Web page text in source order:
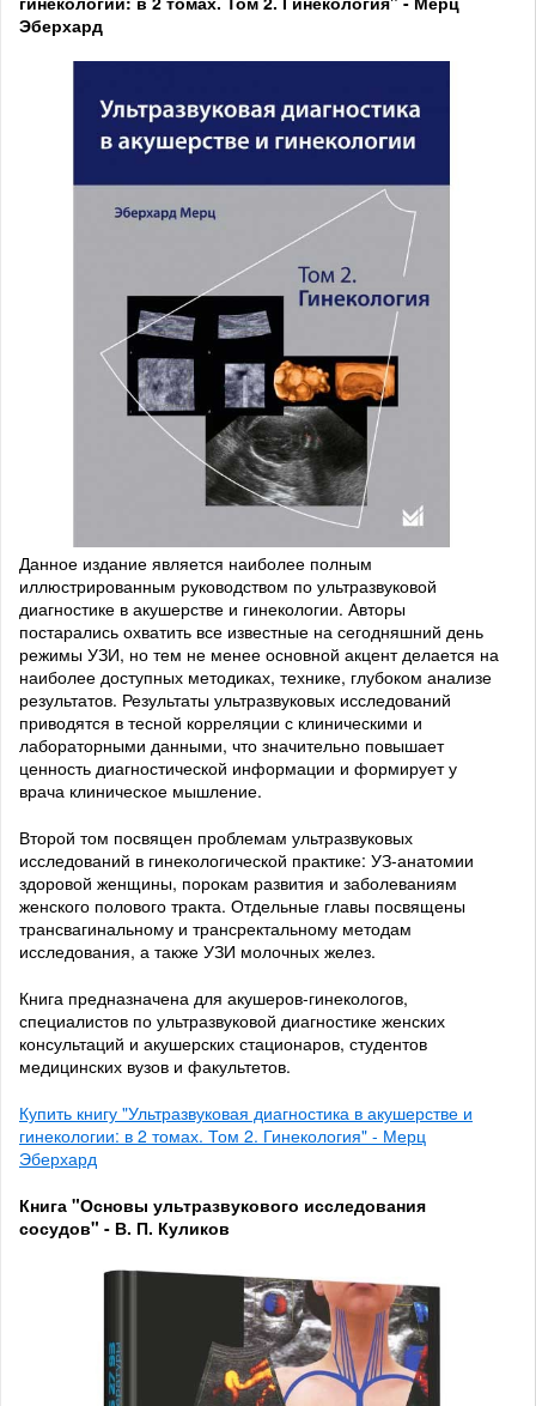
Эберхард
Данное издание является наиболее полным
иллюстрированным руководством по ультразвуковой
диагностике в акушерстве и гинекологии. Авторы
постарались охватить все известные на сегодняшний день
режимы УЗИ, но тем не менее основной акцент делается на
наиболее доступных методиках, технике, глубоком анализе
результатов. Результаты ультразвуковых исследований
приводятся в тесной корреляции с клиническими и
лабораторными данными, что значительно повышает
ценность диагностической информации и формирует у
врача клиническое мышление.
Второй том посвящен проблемам ультразвуковых
исследований в гинекологической практике: УЗ-анатомии
здоровой женщины, порокам развития и заболеваниям
женского полового тракта. Отдельные главы посвящены
трансвагинальному и трансректальному методам
исследования, а также УЗИ молочных желез.
Книга предназначена для акушеров-гинекологов,
специалистов по ультразвуковой диагностике женских
консультаций и акушерских стационаров, студентов
медицинских вузов и факультетов.
Купить книгу "Ультразвуковая диагностика в акушерстве и
гинекологии: в 2 томах. Том 2. Гинекология" - Мерц
Эберхард
Книга "Основы ультразвукового исследования
сосудов" - В. П. Куликов